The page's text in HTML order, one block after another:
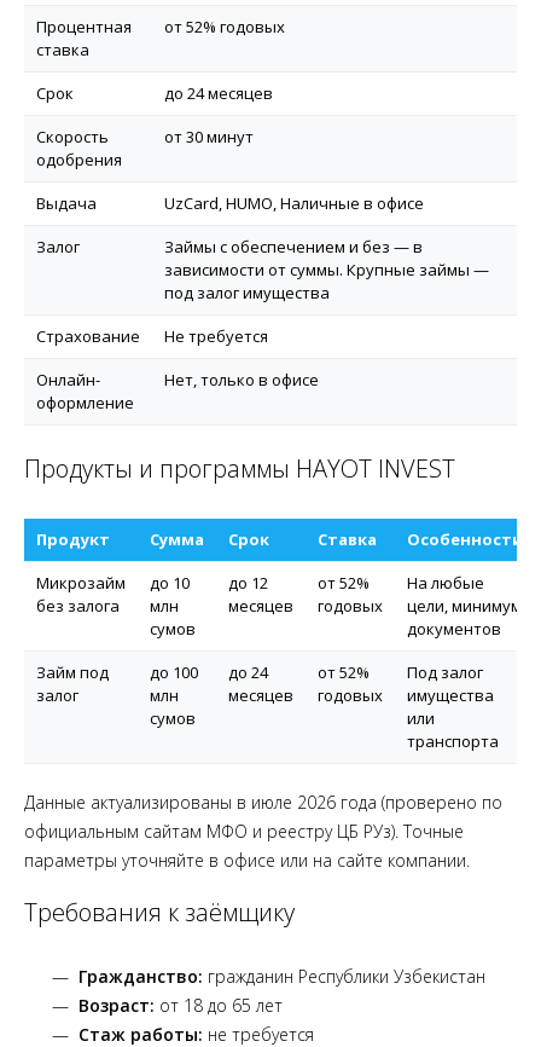
Процентная
ставка
от 52% годовых
Срок
до 24 месяцев
Скорость
одобрения
от 30 минут
Выдача
UzCard, HUMO, Наличные в офисе
Залог
Займы с обеспечением и без — в
зависимости от суммы. Крупные займы —
под залог имущества
Страхование
Не требуется
Онлайн-
оформление
Нет, только в офисе
Продукты и программы HAYOT INVEST
Продукт Сумма Срок Ставка
Особенности
Микрозайм
без залога
до 10
млн
сумов
до 12
месяцев
от 52%
годовых
На любые
цели, минимум
документов
Займ под
залог
до 100
млн
сумов
до 24
месяцев
от 52%
годовых
Под залог
имущества
или
транспорта
Данные актуализированы в июле 2026 года (проверено по
официальным сайтам МФО и реестру ЦБ РУз). Точные
параметры уточняйте в офисе или на сайте компании.
Требования к заёмщику
Гражданство: гражданин Республики Узбекистан
Возраст: от 18 до 65 лет
Стаж работы: не требуется